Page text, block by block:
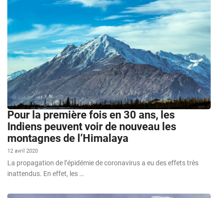
Pour la première fois en 30 ans, les
Indiens peuvent voir de nouveau les
montagnes de l’Himalaya
12 avril 2020
La propagation de l’épidémie de coronavirus a eu des effets très
inattendus. En effet, les …